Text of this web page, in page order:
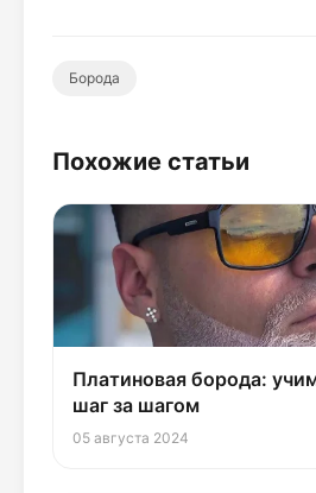
Борода
Похожие статьи
Платиновая борода:
шаг за шагом
05 августа 2024